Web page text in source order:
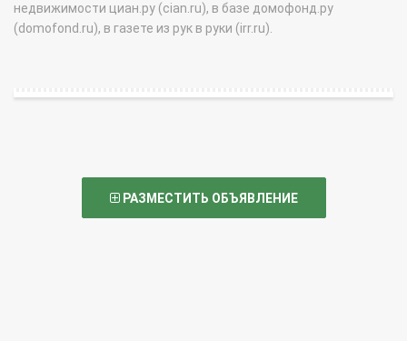
недвижимости циан.ру (cian.ru), в базе домофонд.ру
(domofond.ru), в газете из рук в руки (irr.ru).
РАЗМЕСТИТЬ ОБЪЯВЛЕНИЕ